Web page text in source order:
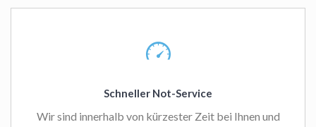
Schneller Not-Service
Wir sind innerhalb von kürzester Zeit bei Ihnen und